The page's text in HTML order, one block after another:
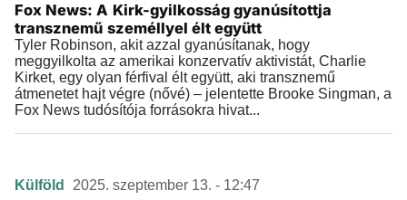
Fox News: A Kirk-gyilkosság gyanúsítottja
transznemű személlyel élt együtt
Tyler Robinson, akit azzal gyanúsítanak, hogy
meggyilkolta az amerikai konzervatív aktivistát, Charlie
Kirket, egy olyan férfival élt együtt, aki transznemű
átmenetet hajt végre (nővé) – jelentette Brooke Singman, a
Fox News tudósítója forrásokra hivat...
Külföld 2025. szeptember 13. - 12:47